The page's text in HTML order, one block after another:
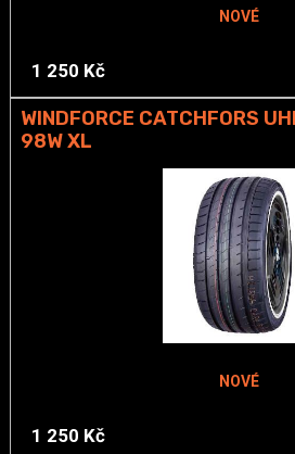
NOVÉ
1 250 Kč
WINDFORCE CATCHFORS
98W XL
NOVÉ
1 250 Kč